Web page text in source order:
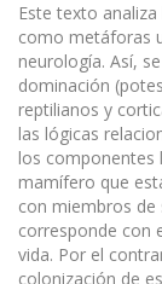
Este texto
como metáforas
neurología. Así,
dominación
reptilianos y
las lógicas
los componentes
mamífero que
con miembros de
corresponde con
vida. Por el
colonización de